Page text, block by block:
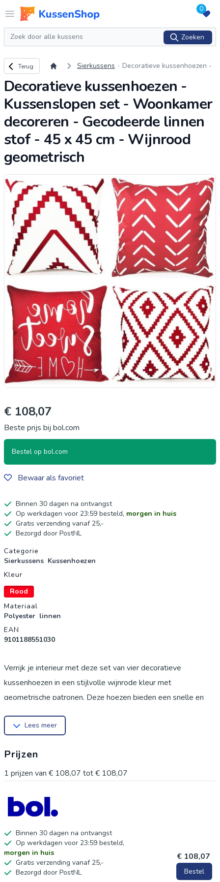
Open menu
Logo www.kussenshop.nl 0
Zoeken
Zoeken
Terug naar overzicht
Terug Sierkussens
Decoratieve kussenhoezen -
er decoreren - Gecodeerde li
Decoratieve kussenhoezen -
Kussenslopen set - Woonkamer
decoreren - Gecodeerde linnen
stof - 45 x 45 cm - Wijnrood
geometrisch
€ 108,07
Beste prijs bij bol.com
Bestel op bol.com
Bewaar als favoriet
Binnen 30 dagen na ontvangst
Op werkdagen voor 23:59 besteld, morgen in huis
Gratis verzending vanaf 25,-
Bezorgd door PostNL
Productgegevens
Categorie
Sierkussens Kussenhoezen
Kleur
Rood
Materiaal
Polyester linnen
EAN
9101188551030
Verrijk je interieur met deze set van vier decoratieve
kussenhoezen in een stijlvolle wijnrode kleur met
geometrische patronen. Deze hoezen bieden een snelle en
moderne uitstraling te geven, perfect voor wie zijn
te schaffen. Gemaakt van een dikke, zachte en ademende
gecodeerde linnen stof, bieden deze kussenslopen niet alleen
bestand tegen vervaging, pilling en vervorming. De
onzichtbare ritssluiting zorgt voor een nette afwerking en
maakt het eenvoudig om de hoezen te verwisselen en te
wassen. Ideaal voor gebruik in de woonkamer, slaapkamer, op
het terras of zelfs in de auto, ze passen naadloos in diverse
woonstijlen en voegen een vleugje elegantie toe aan elke
Lees meer
Prijzen
1 prijzen van € 108,07 tot€ 108,07
Binnen 30 dagen na ontvangst
Op werkdagen voor 23:59 besteld,
morgen in huis
Gratis verzending vanaf 25,-
Bezorgd door PostNL
€ 108,07
Bestel